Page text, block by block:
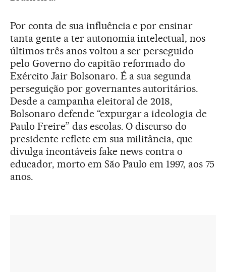
Por conta de sua influência e por ensinar
tanta gente a ter autonomia intelectual, nos
últimos três anos voltou a ser perseguido
pelo Governo do capitão reformado do
Exército Jair Bolsonaro. É a sua segunda
perseguição por governantes autoritários.
Desde a campanha eleitoral de 2018,
Bolsonaro defende “expurgar a ideologia de
Paulo Freire” das escolas. O discurso do
presidente reflete em sua militância, que
divulga incontáveis fake news contra o
educador, morto em São Paulo em 1997, aos 75
anos.